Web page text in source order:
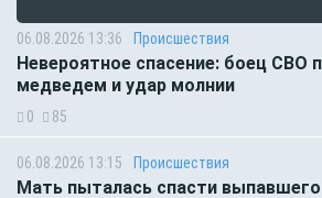
06.08.2026 13:36 Происшествия
Невероятное спасение: боец СВО
медведем и удар молнии
0 85
06.08.2026 13:15 Происшествия
Мать пыталась спасти